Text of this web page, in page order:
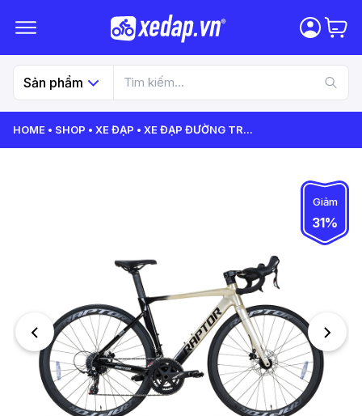
Sản phẩm
HOME SHOP XE ĐẠP XE ĐẠP ĐƯỜNG TR...
Giảm
31%